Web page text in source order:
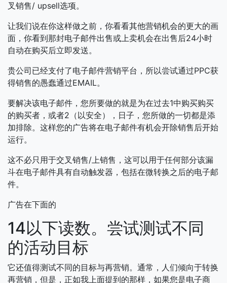
叉销售/ upsell选项。
让我们说在你这样做之前，你看看其他营销机会的更大的画
面，你看到那封电子邮件出售或上卖机会在出售后24小时
自动在购买后立即发送。
贵公司已经支付了电子邮件营销平台，所以尝试通过PPC获
得销售的愚蠢通过EMAIL。
要解决该电子邮件，您所要做的就是为在过去1中购买购买
的购买者，或者2（以安全），日子，您所做的一切都是添
加排除。这样您的广告将在电子邮件有机会开除销售后开始
运行。
这不必只用于交叉销售/上销售，这可以用于任何部分该漏
斗在电子邮件具有自动触发器，包括在微转换之后的电子邮
件。
广告在下面的
14以下读数。尝试测试不同
的活动目标
它还值得测试不同的目标与再营销。通常，人们倾向于转换
再营销，但是，正如我上面提到的那样，如果您是电子商